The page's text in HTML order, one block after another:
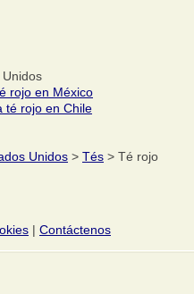
rojo en México
té rojo en Chile
Unidos > Tés > Té rojo
| Contáctenos